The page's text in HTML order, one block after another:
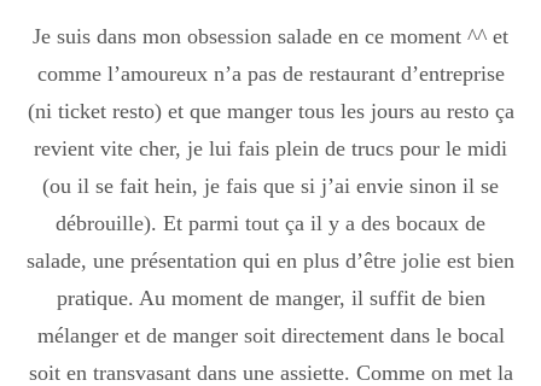
Entrée
plats
Dessert
Boisson chaudes
Je suis dans mon obsession salade en ce moment ^^ et
comme l’amoureux n’a pas de restaurant d’entreprise
(ni ticket resto) et que manger tous les jours au resto ça
revient vite cher, je lui fais plein de trucs pour le midi
(ou il se fait hein, je fais que si j’ai envie sinon il se
débrouille). Et parmi tout ça il y a des bocaux de
salade, une présentation qui en plus d’être jolie est bien
pratique. Au moment de manger, il suffit de bien
mélanger et de manger soit directement dans le bocal
soit en transvasant dans une assiette. Comme on met la